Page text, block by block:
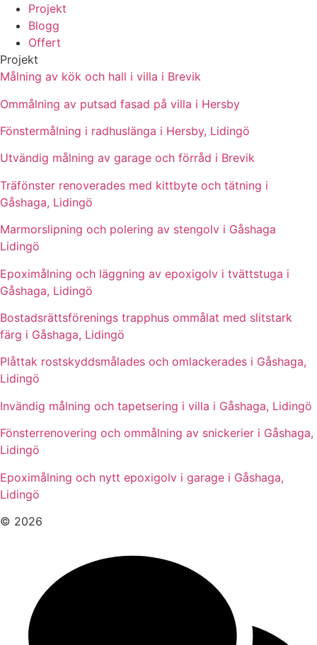
Projekt
Blogg
Offert
Projekt
Målning av kök och hall i villa i Brevik
Ommålning av putsad fasad på villa i Hersby
Fönstermålning i radhuslänga i Hersby, Lidingö
Utvändig målning av garage och förråd i Brevik
Träfönster renoverades med kittbyte och tätning i
Gåshaga, Lidingö
Marmorslipning och polering av stengolv i Gåshaga
Lidingö
Epoximålning och läggning av epoxigolv i tvättstuga i
Gåshaga, Lidingö
Bostadsrättsförenings trapphus ommålat med slitstark
färg i Gåshaga, Lidingö
Plåttak rostskyddsmålades och omlackerades i Gåshaga,
Lidingö
Invändig målning och tapetsering i villa i Gåshaga, Lidingö
Fönsterrenovering och ommålning av snickerier i Gåshaga,
Lidingö
Epoximålning och nytt epoxigolv i garage i Gåshaga,
Lidingö
© 2026